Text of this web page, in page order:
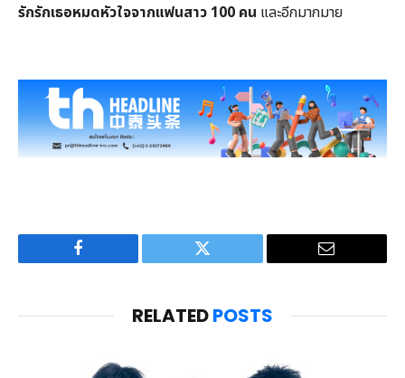
รักรักเธอหมดหัวใจจากแฟนสาว 100 คน และอีกมากมาย
Facebook Twitter Email
RELATEDPOSTS